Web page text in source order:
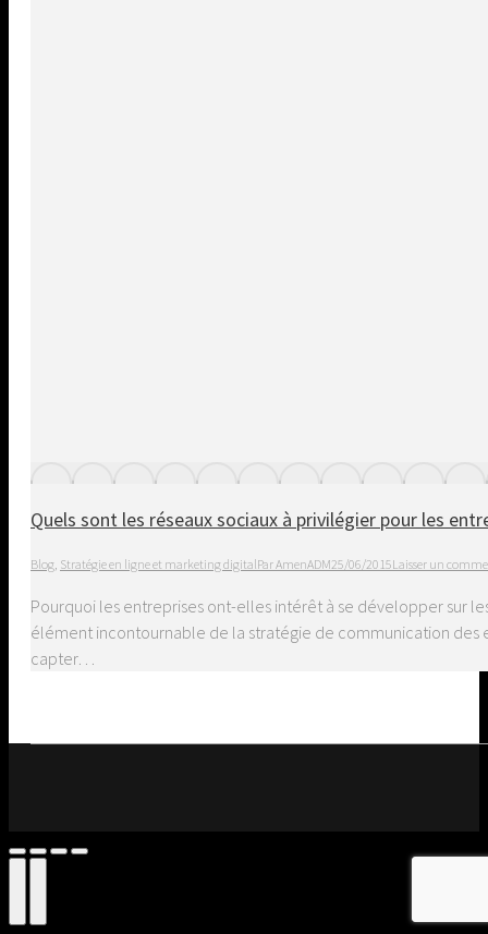
Quels sont les réseaux sociaux à privilégier pour les
Blog Stratégie en ligne et marketing digitalParAmenADM25/06/2015Laisser un
Pourquoi les entreprises ont-elles intérêt à se développer sur
élément incontournable de la stratégie de communication des
capter…
Go